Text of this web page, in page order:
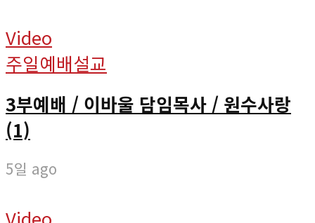
Video
주일예배설교
3부예배 / 이바울 담임목사 / 원수사랑
(1)
5일 ago
Video